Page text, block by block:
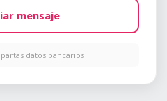
mensaje
datos bancarios